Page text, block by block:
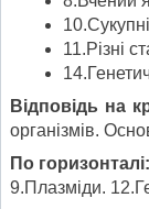
11.Різні
Відповідь на
організмів.
По горизонталі:
9.Плазміди.